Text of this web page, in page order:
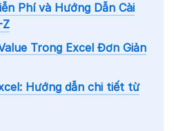
Phí và Hướng Dẫn Cài
Trong Excel Đơn Giản
Hướng dẫn chi tiết từ